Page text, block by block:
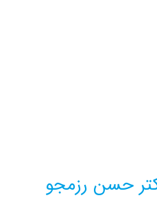
حسن رزمجو